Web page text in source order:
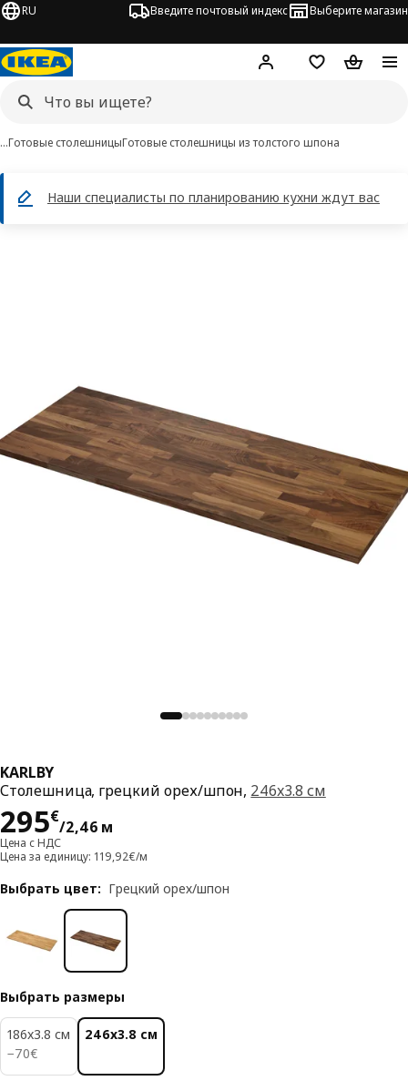
RU Введите почтовый индекс Выберите магазин
Hej! ВойтиСписокКорзина
…Готовые столешницыГотовые столешницы из толстого шпона
Наши специалисты по планированию кухни ждут вас
KARLBY
Столешница, грецкий орех/шпон, 246x3.8 см
295€
/2,46 м
Цена 295€/2,46 м
Цена с НДС
Цена за единицу: 119,92€/м
Выбрать цвет: Грецкий орех/шпон
Выбрать размеры
186x3.8 см
−70€
70€
246x3.8 см